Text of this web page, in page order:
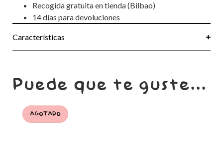
Recogida gratuita en tienda (Bilbao)
14 días para devoluciones
Características
Puede que te guste...
AGOTADO